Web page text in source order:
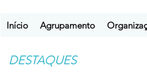
Início Agrupamento
DESTAQUES